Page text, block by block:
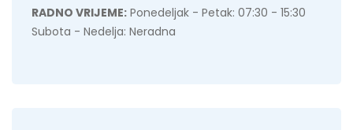
RADNO VRIJEME: Ponedeljak - Petak: 07:30 - 15:30
Subota - Nedelja: Neradna